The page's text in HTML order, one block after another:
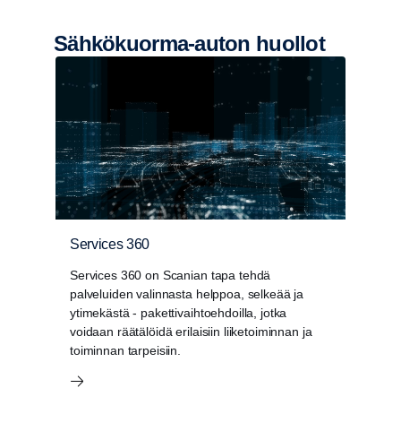
Sähkökuorma-​​auton huollot
Services 360
Services 360 on Scanian tapa tehdä
palveluiden valinnasta helppoa, selkeää ja
ytimekästä - pakettivaihtoehdoilla, jotka
voidaan räätälöidä erilaisiin liiketoiminnan ja
toiminnan tarpeisiin.